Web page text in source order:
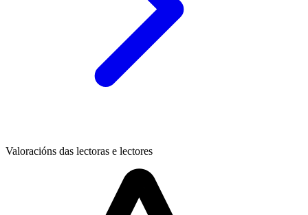
Valoracións das lectoras e lectores